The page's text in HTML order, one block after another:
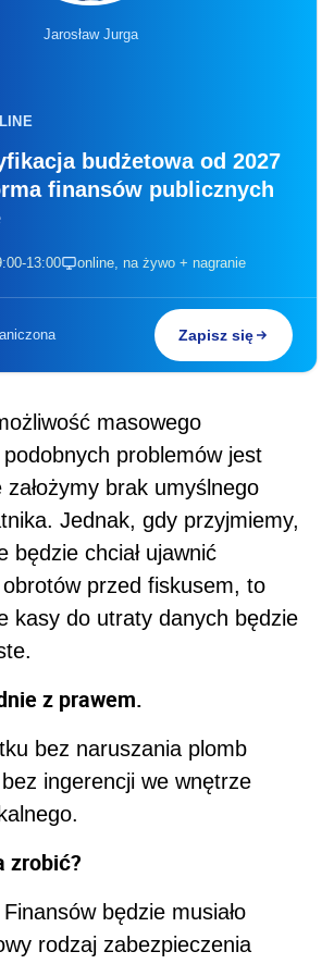
Jarosław Jurga
budżetowa od 2027
finansów publicznych
13:00 online, na żywo + nagranie
Zapisz się
masowego
problemów jest
założymy brak umyślnego
Jednak, gdy przyjmiemy,
będzie chciał ujawnić
przed fiskusem, to
kasy do utraty danych będzie
z prawem.
bez naruszania plomb
ingerencji we wnętrze
zrobić?
będzie musiało
rodzaj zabezpieczenia